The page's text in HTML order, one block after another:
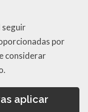
seguir
por
considerar
aplicar